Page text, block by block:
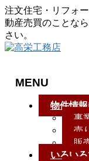
注文住宅・リフォ
動産売買のことな
さい。
MENU
物件情報
事
売
販
いろい